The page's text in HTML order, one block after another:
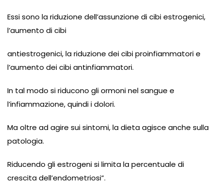
Essi sono la riduzione dell’assunzione di cibi estrogenici,
l’aumento di cibi
antiestrogenici, la riduzione dei cibi proinfiammatori e
l’aumento dei cibi antinfiammatori.
In tal modo si riducono gli ormoni nel sangue e
l’infiammazione, quindi i dolori.
Ma oltre ad agire sui sintomi, la dieta agisce anche sulla
patologia.
Riducendo gli estrogeni si limita la percentuale di
crescita dell’endometriosi”.